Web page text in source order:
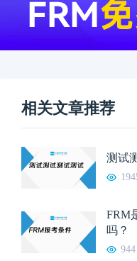
相关文章推荐
测试
FRM
吗？
944